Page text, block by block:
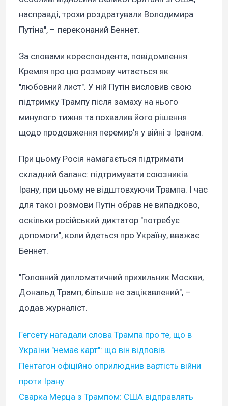
насправді, трохи роздратували Володимира
Путіна", – переконаний Беннет.
За словами кореспондента, повідомлення
Кремля про цю розмову читається як
"любовний лист". У ній Путін висловив свою
підтримку Трампу після замаху на нього
минулого тижня та похвалив його рішення
щодо продовження перемир’я у війні з Іраном.
При цьому Росія намагається підтримати
складний баланс: підтримувати союзників
Ірану, при цьому не відштовхуючи Трампа. І час
для такої розмови Путін обрав не випадково,
оскільки російський диктатор "потребує
допомоги", коли йдеться про Україну, вважає
Беннет.
"Головний дипломатичний прихильник Москви,
Дональд Трамп, більше не зацікавлений", –
додав журналіст.
Гегсету нагадали слова Трампа про те, що в
України "немає карт": що він відповів
Пентагон офіційно оприлюднив вартість війни
проти Ірану
Сварка Мерца з Трампом: США відправлять